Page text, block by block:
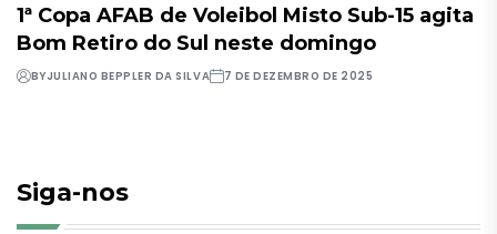
1ª Copa AFAB de Voleibol Misto Sub-15 agita
Bom Retiro do Sul neste domingo
BYJULIANO BEPPLER DA SILVA 7 DE DEZEMBRO DE 2025
Siga-nos